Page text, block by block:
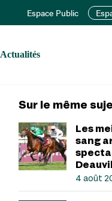
Espace Public
Actualités
Sur le même
Les
sang
4 août